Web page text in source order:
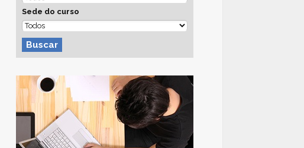
Sede do curso
Buscar